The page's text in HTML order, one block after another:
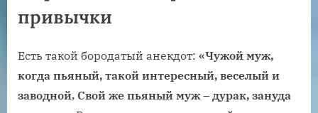
привычки
Есть такой бородатый анекдот: «Чужой муж,
когда пьяный, такой интересный, веселый и
заводной. Свой же пьяный муж – дурак, зануда